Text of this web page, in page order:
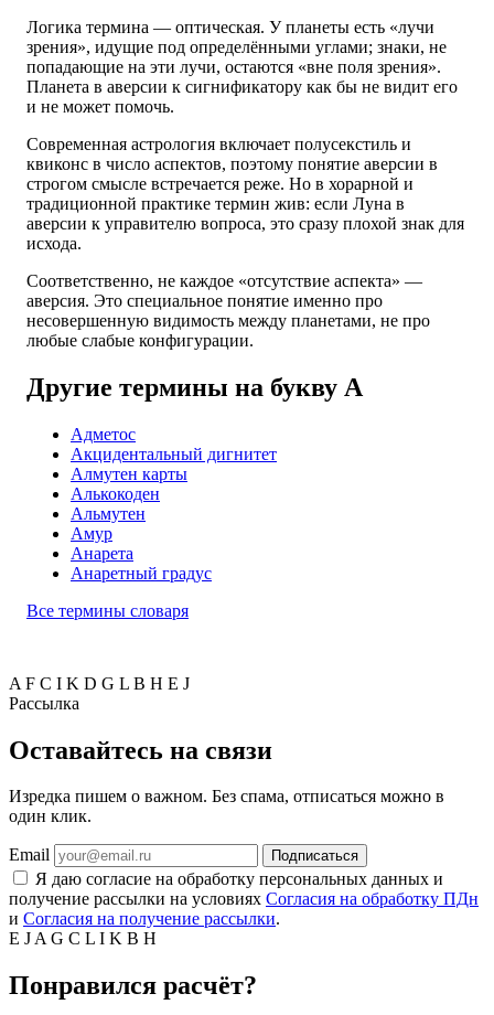
Логика термина — оптическая. У планеты есть «лучи
зрения», идущие под определёнными углами; знаки, не
попадающие на эти лучи, остаются «вне поля зрения».
Планета в аверсии к сигнификатору как бы не видит его
и не может помочь.
Современная астрология включает полусекстиль и
квиконс в число аспектов, поэтому понятие аверсии в
строгом смысле встречается реже. Но в хорарной и
традиционной практике термин жив: если Луна в
аверсии к управителю вопроса, это сразу плохой знак для
исхода.
Соответственно, не каждое «отсутствие аспекта» —
аверсия. Это специальное понятие именно про
несовершенную видимость между планетами, не про
любые слабые конфигурации.
Другие термины на букву А
Адметос
Акцидентальный дигнитет
Алмутен карты
Алькокоден
Альмутен
Амур
Анарета
Анаретный градус
Все термины словаря
A F C I K D G L B H E J
Рассылка
Оставайтесь на связи
Изредка пишем о важном. Без спама, отписаться можно в
один клик.
Email Подписаться
Я даю согласие на обработку персональных данных и
получение рассылки на условиях Согласия на обработку ПДн
и Согласия на получение рассылки.
E JA G C L I K B H
Понравился расчёт?